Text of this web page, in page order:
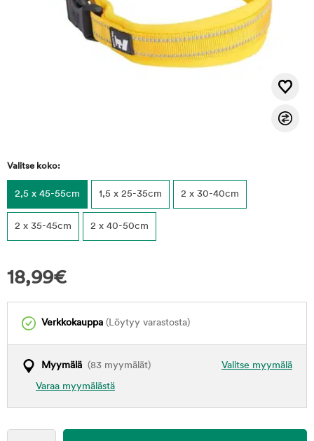
Valitse koko:
2,5 x 45-55cm 1,5 x 25-35cm 2 x 30-40cm
2 x 35-45cm 2 x 40-50cm
18,99€
Verkkokauppa (Löytyy varastosta)
Valitse myymälä
Myymälä (83 myymälät)
Varaa myymälästä